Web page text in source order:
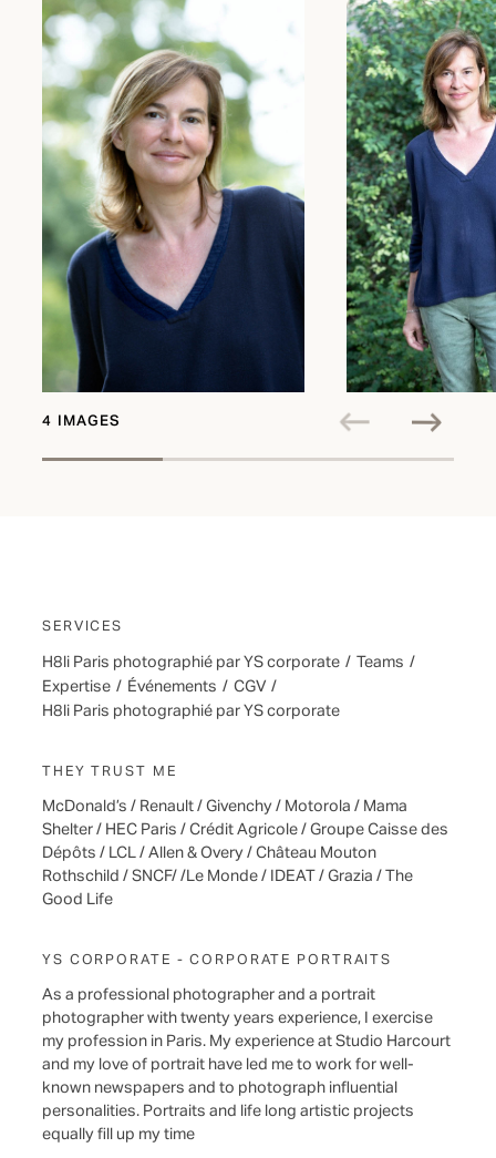
4 IMAGES
SERVICES
H8li Paris photographié par YS corporate / Teams /
Expertise / Événements / CGV /
H8li Paris photographié par YS corporate
THEY TRUST ME
McDonald’s / Renault / Givenchy / Motorola / Mama
Shelter / HEC Paris / Crédit Agricole / Groupe Caisse des
Dépôts / LCL / Allen & Overy / Château Mouton
Rothschild / SNCF/ /Le Monde / IDEAT / Grazia / The
Good Life
YS CORPORATE - CORPORATE PORTRAITS
As a professional photographer and a portrait
photographer with twenty years experience, I exercise
my profession in Paris. My experience at Studio Harcourt
and my love of portrait have led me to work for well-
known newspapers and to photograph influential
personalities. Portraits and life long artistic projects
equally fill up my time